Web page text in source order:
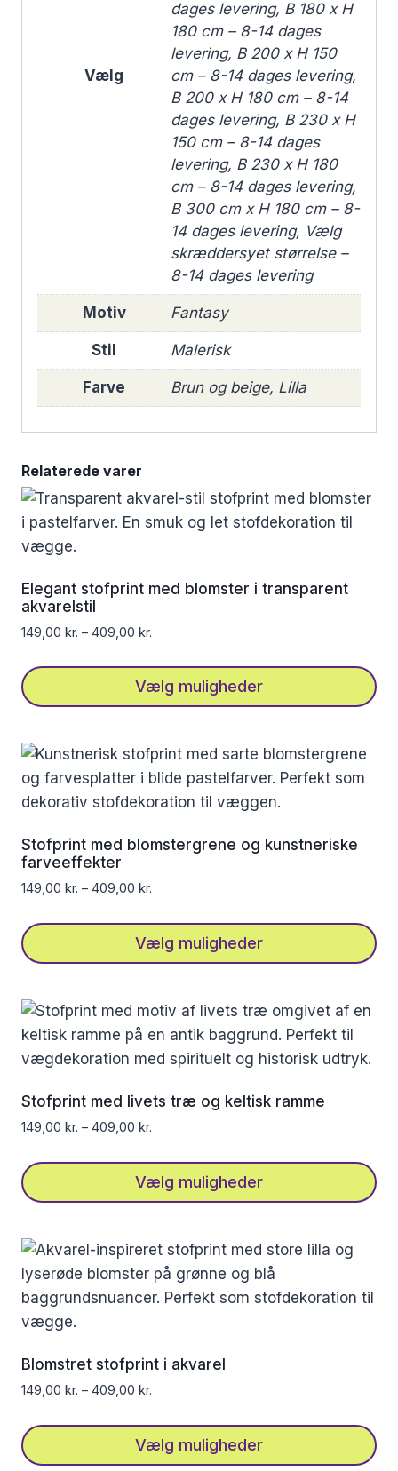
Vælg
dages levering, B 180 x H
180 cm – 8-14 dages
levering, B 200 x H 150
cm – 8-14 dages levering,
B 200 x H 180 cm – 8-14
dages levering, B 230 x H
150 cm – 8-14 dages
levering, B 230 x H 180
cm – 8-14 dages levering,
B 300 cm x H 180 cm – 8-
14 dages levering, Vælg
skræddersyet størrelse –
8-14 dages levering
Motiv Fantasy
Stil Malerisk
Farve Brun og beige, Lilla
Relaterede varer
Elegant stofprint med blomster i transparent
akvarelstil
149,00 kr. – 409,00 kr.
Vælg muligheder
vare
flere
Mulighederne
kan
vælges
varesiden
Stofprint med blomstergrene og kunstneriske
farveeffekter
149,00 kr. – 409,00 kr.
Vælg muligheder
vare
varianter.
Mulighederne
kan
på
varesiden
Stofprint med livets træ og keltisk ramme
149,00 kr. – 409,00 kr.
Vælg muligheder
vare
flere
varianter.
Mulighederne
kan
vælges
varesiden
Blomstret stofprint i akvarel
149,00 kr. – 409,00 kr.
Vælg muligheder